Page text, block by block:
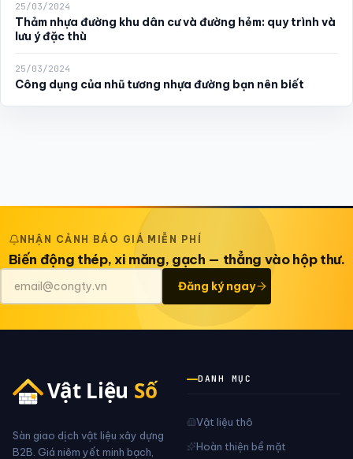
25/03/2024
Thảm nhựa đường khu dân cư và đường hẻm: quy trình và
lưu ý đặc thù
25/03/2024
Công dụng của nhũ tương nhựa đường bạn nên biết
NHẬN CẢNH BÁO GIÁ MIỄN PHÍ
Biến động thép, xi măng, gạch — thẳng vào hộp thư.
Đăng ký ngay
Sàn giao dịch vật liệu xây dựng
B2B. Giá niêm yết minh bạch,
DANH MỤC
Vật liệu thô
Hoàn thiện bề mặt